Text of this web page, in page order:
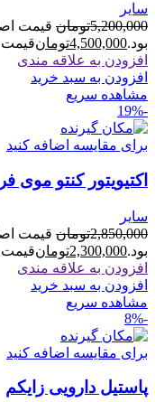
سایر
5,200,000تومان
بود.4,500,000تومانقیمت فعلی
افزودن به علاقه مندی
افزودن به سبد خرید
مشاهده سریع
-19%
برای مقایسه اضافه کنید
اکتیویتور کنتو موی
سایر
2,850,000تومان
بود.2,300,000تومانقیمت فعلی
افزودن به علاقه مندی
افزودن به سبد خرید
مشاهده سریع
-8%
برای مقایسه اضافه کنید
پاستیل دارویی زایکم